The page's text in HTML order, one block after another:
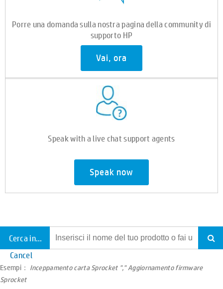
Porre una domanda sulla nostra pagina della community di
supporto HP
Vai, ora
Speak with a live chat support agents
Speak now
Cerca in tutto il supporto
Cancel
Esempi： Inceppamento carta Sprocket "," Aggiornamento firmware
Sprocket